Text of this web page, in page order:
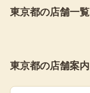
東京都の店舗一覧
東京都の店舗案内